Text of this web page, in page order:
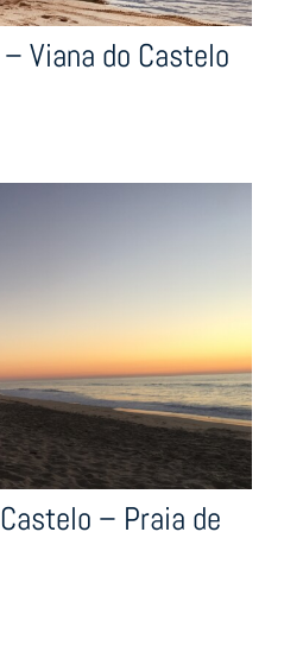
Viana do Castelo
– Praia de